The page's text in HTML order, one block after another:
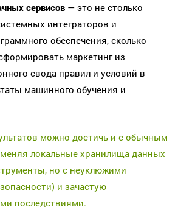
сервисов — это не столько
интеграторов и
обеспечения, сколько
маркетинг из
свода правил и условий в
машинного обучения и
можно достичь и с обычным
локальные хранилища данных
но с неуклюжими
и зачастую
последствиями.